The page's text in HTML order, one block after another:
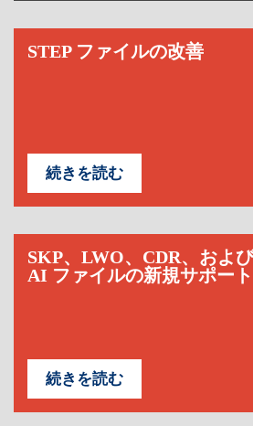
STEP ファイルの改善
続きを読む
SKP、LWO、CDR、および
AI ファイルの新規サポート
続きを読む